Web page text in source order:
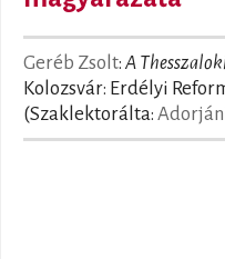
Geréb Zsolt: A
Kolozsvár: Erdélyi
(Szaklektorálta: